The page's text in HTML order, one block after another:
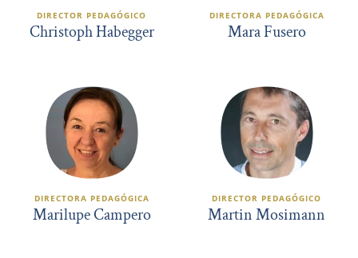
DIRECTOR PEDAGÓGICO
Christoph Habegger
DIRECTORA PEDAGÓGICA
Mara Fusero
DIRECTORA PEDAGÓGICA
Marilupe Campero
DIRECTOR PEDAGÓGICO
Martin Mosimann